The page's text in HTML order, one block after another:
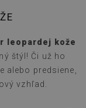
leopardej kože
štýl! Či už ho
alebo predsiene,
vzhľad.